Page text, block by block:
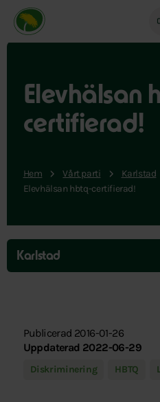
Miljöpartiet de gröna,
Elevhälsan
certifierad!
Hem Vårt parti Karlstad
Elevhälsan hbtq-certifierad!
Hoppa
över
menyn
Karlstad
Publicerad 2016-01-26
Uppdaterad 2022-06-29
Diskriminering HBTQ